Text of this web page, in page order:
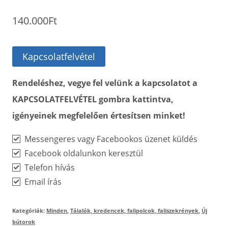
140.000Ft
Kapcsolatfelvétel
Rendeléshez, vegye fel velünk a kapcsolatot a
KAPCSOLATFELVÉTEL gombra kattintva,
igényeinek megfelelően értesítsen minket!
Messengeres vagy Facebookos üzenet küldés
Facebook oldalunkon keresztül
Telefon hívás
Email írás
Kategóriák: Minden Tálalók, kredencek, falipolcok, faliszekrények Új
bútorok